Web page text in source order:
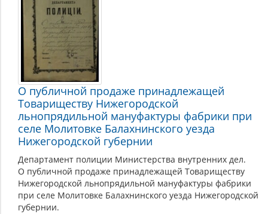
О публичной продаже принадлежащей
Товариществу Нижегородской
льнопрядильной мануфактуры фабрики при
селе Молитовке Балахнинского уезда
Нижегородской губернии
Департамент полиции Министерства внутренних дел.
О публичной продаже принадлежащей Товариществу
Нижегородской льнопрядильной мануфактуры фабрики
при селе Молитовке Балахнинского уезда Нижегородской
губернии.